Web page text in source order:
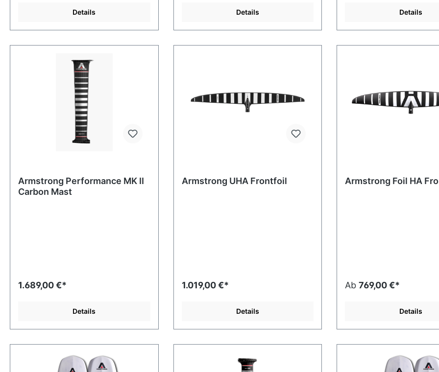
Details Details Details
Armstrong Performance MK II
Carbon Mast
1.689,00 €*
Details
Armstrong UHA Frontfoil
1.019,00 €*
Details
Armstrong Foil HA
Ab 769,00 €*
Details